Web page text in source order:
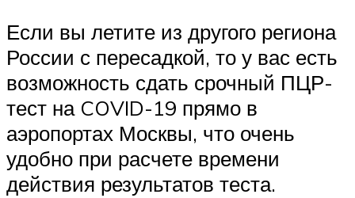
Если вы летите из другого региона
России с пересадкой, то у вас есть
возможность сдать срочный ПЦР-
тест на COVID-19 прямо в
аэропортах Москвы, что очень
удобно при расчете времени
действия результатов теста.